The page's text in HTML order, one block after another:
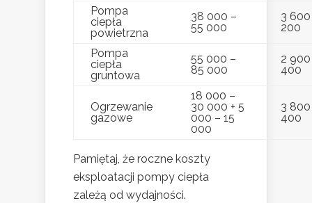
Pompa
ciepła
powietrzna
38 000 –
55 000
3
200
Pompa
ciepła
gruntowa
55 000 –
85 000
2
400
Ogrzewanie
gazowe
18 000 –
30 000 + 5
000 – 15
000
3
400
Pamiętaj, że roczne koszty
eksploatacji pompy ciepła
zależą od wydajności.